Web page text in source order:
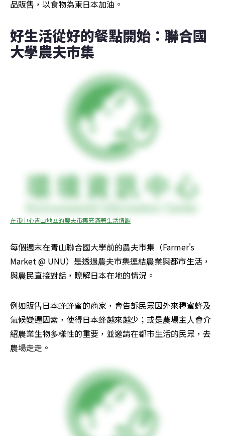
品販售，以食物為東日本加油。
好生活從好的餐點開始：聯合國
大學農夫市集
在市中心青山地區的農夫市集充滿著生活情調
每個週末在青山聯合國大學前的農夫市集（Farmer's
Market @ UNU）是透過農夫市集連結農業與都市生活，
與農民直接對話，瞭解日本在地的情況。
例如販售日本蜂蜂蜜的商家，會告訴民眾因外來種蜜蜂及
氣候變遷因素，使得日本蜂越來越少；或是農場主人會介
紹農業生物多樣性的重要，並邀請在都市生活的民眾，去
農場走走。